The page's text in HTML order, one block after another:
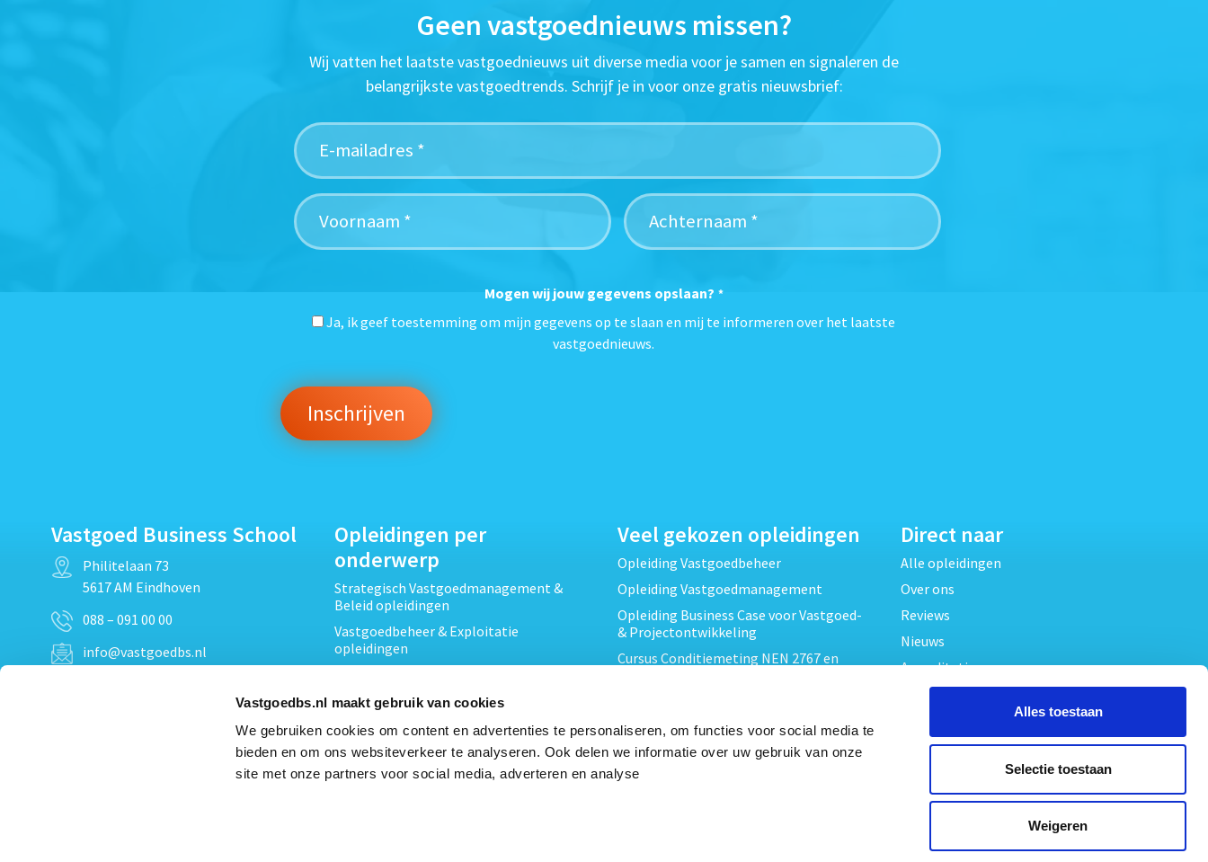
Vastgoedbs.nl maakt gebruik van cookies
We gebruiken cookies om content en advertenties te personaliseren, om functies voor social media te
bieden en om ons websiteverkeer te analyseren. Ook delen we informatie over uw gebruik van onze
site met onze partners voor social media, adverteren en analyse
Alles toestaan
Selectie toestaan
Weigeren
Geen vastgoednieuws missen?
Wij vatten het laatste vastgoednieuws uit diverse media voor je samen en signaleren de
belangrijkste vastgoedtrends. Schrijf je in voor onze gratis nieuwsbrief:
Mogen wij jouw gegevens opslaan? *
Ja, ik geef toestemming om mijn gegevens op te slaan en mij te informeren over het laatste
vastgoednieuws.
Vastgoed Business School
Philitelaan 73
5617 AM Eindhoven
088 – 091 00 00
info@vastgoedbs.nl
Opleidingen per
onderwerp
Strategisch Vastgoedmanagement &
Beleid opleidingen
Vastgoedbeheer & Exploitatie
opleidingen
Projectontwikkeling &
Techniek, Onderhoud & Inspectie
Opleidingen
Verduurzaming en Energieprestatie
Veel gekozen opleidingen
Opleiding Vastgoedbeheer
Opleiding Vastgoedmanagement
Opleiding Business Case voor Vastgoed-
& Projectontwikkeling
Cursus Conditiemeting NEN 2767 en
Cursus EP-W Basis Woningen
Opleiding Professioneel VvE-beheer
Opleiding Projectleider Vastgoed
Direct naar
Alle opleidingen
Over ons
Reviews
Nieuws
Accreditaties
Algemene voorwaarden
Privacy verklaring